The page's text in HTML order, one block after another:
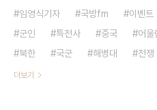
임영식기자
국방fm 이벤트
군인
특전사 중국 어울
북한
국군 해병대 전쟁
더보기